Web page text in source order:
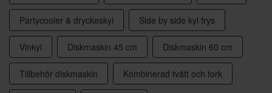
Partycooler & dryckeskyl Side by side kyl frys
Vinkyl Diskmaskin 45 cm Diskmaskin 60 cm
Tillbehör diskmaskin Kombinerad tvätt och tork